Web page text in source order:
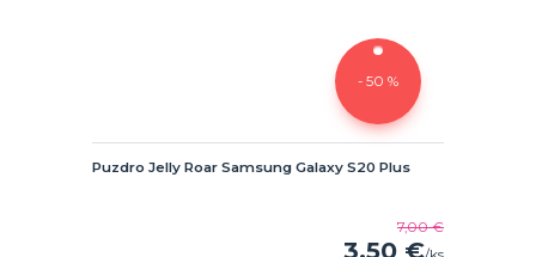
- 50 %
Puzdro Jelly Roar Samsung Galaxy S20 Plus
7,00 €
3,50 €